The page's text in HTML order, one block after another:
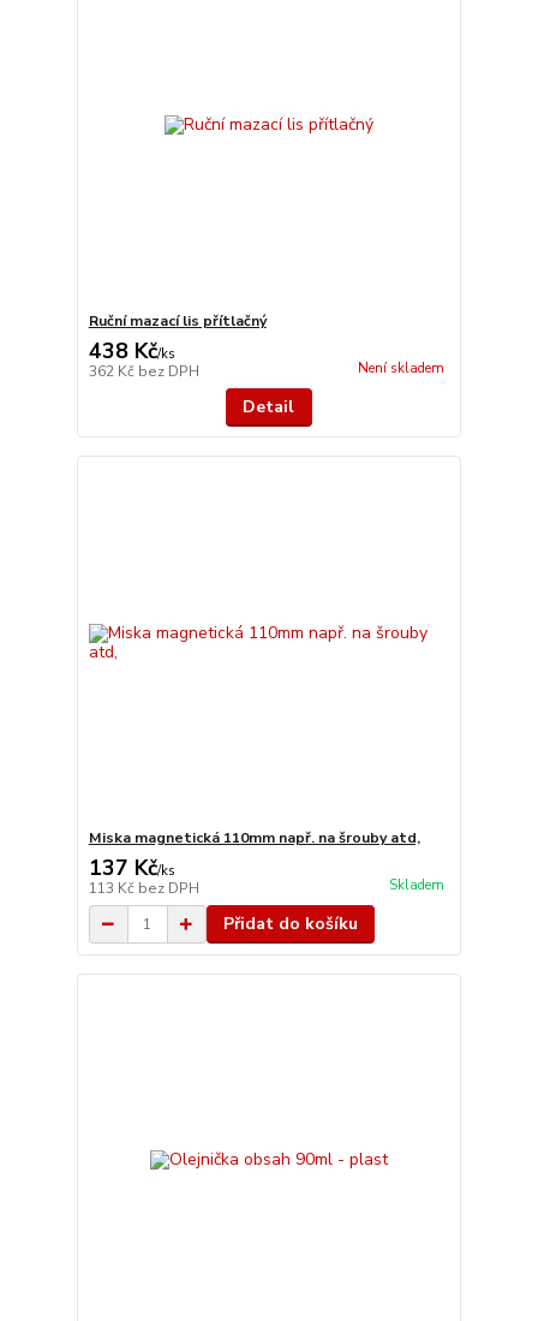
Ruční mazací lis přítlačný
438 Kč/ks
362 Kč bez DPH Není skladem
Detail
Miska magnetická 110mm např. na šrouby atd,
137 Kč/ks
113 Kč bez DPH Skladem
Přidat do košíku